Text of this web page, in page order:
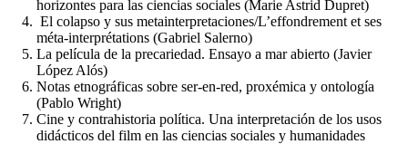
horizontes para las ciencias sociales (Marie Astrid Dupret)
El colapso y sus metainterpretaciones/L’effondrement et ses
méta-interprétations (Gabriel Salerno)
La película de la precariedad. Ensayo a mar abierto (Javier
López Alós)
Notas etnográficas sobre ser-en-red, proxémica y ontología
(Pablo Wright)
Cine y contrahistoria política. Una interpretación de los usos
didácticos del film en las ciencias sociales y humanidades